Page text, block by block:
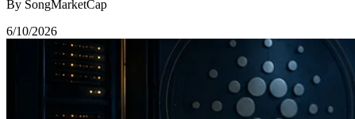
By SongMarketCap
6/10/2026